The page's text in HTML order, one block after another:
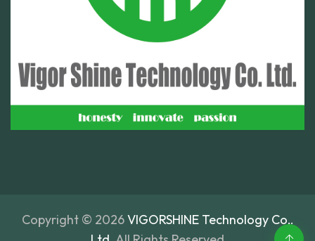
Copyright © 2026VIGORSHINE Technology Co,.